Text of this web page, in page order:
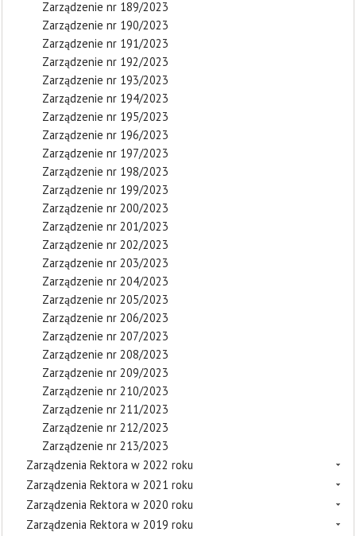
Zarządzenie nr 189/2023
Zarządzenie nr 190/2023
Zarządzenie nr 191/2023
Zarządzenie nr 192/2023
Zarządzenie nr 193/2023
Zarządzenie nr 194/2023
Zarządzenie nr 195/2023
Zarządzenie nr 196/2023
Zarządzenie nr 197/2023
Zarządzenie nr 198/2023
Zarządzenie nr 199/2023
Zarządzenie nr 200/2023
Zarządzenie nr 201/2023
Zarządzenie nr 202/2023
Zarządzenie nr 203/2023
Zarządzenie nr 204/2023
Zarządzenie nr 205/2023
Zarządzenie nr 206/2023
Zarządzenie nr 207/2023
Zarządzenie nr 208/2023
Zarządzenie nr 209/2023
Zarządzenie nr 210/2023
Zarządzenie nr 211/2023
Zarządzenie nr 212/2023
Zarządzenie nr 213/2023
Zarządzenia Rektora w 2022 roku
Zarządzenia Rektora w 2021 roku
Zarządzenia Rektora w 2020 roku
Zarządzenia Rektora w 2019 roku